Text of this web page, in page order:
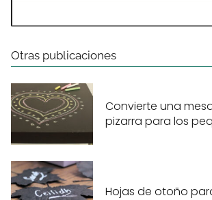
Otras publicaciones
Convierte una
pizarra para los
Hojas de otoño